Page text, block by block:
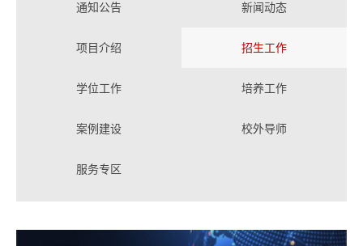
通知公告 新闻动态
项目介绍 招生工作
学位工作 培养工作
案例建设 校外导师
服务专区